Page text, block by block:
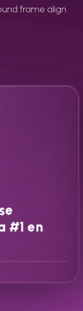
frame align
#1 en